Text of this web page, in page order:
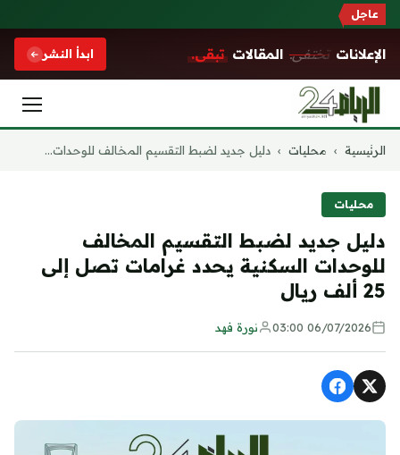
عاجل
الإعلانات تختفي. المقالات تبقى. ابدأ النشر
التجاوز
الرئيسية › محليات › دليل جديد لضبط التقسيم المخالف للوحدات...
محليات
دليل جديد لضبط التقسيم المخالف
للوحدات السكنية يحدد غرامات تصل إلى
25 ألف ريال
06/07/2026 03:00 نورة فهد